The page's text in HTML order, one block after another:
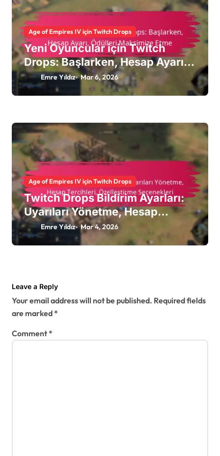
Age of Empires IV için Twitch Drops
Yeni Oyuncular için Twitch
Drops: Başlarken, Hesap Ayarı,
Ödülleri Maksimize Etme
Emre Yıldız Mar 6, 2026
Age of Empires IV için Twitch Drops
Twitch Drops Bildirim Ayarları:
Uyarıları Yönetme, Hesap
Tercihleri, Özelleştirme
Seçenekleri
Emre Yıldız Mar 4, 2026
Leave a Reply
Your email address will not be published. Required fields
are marked*
Comment*